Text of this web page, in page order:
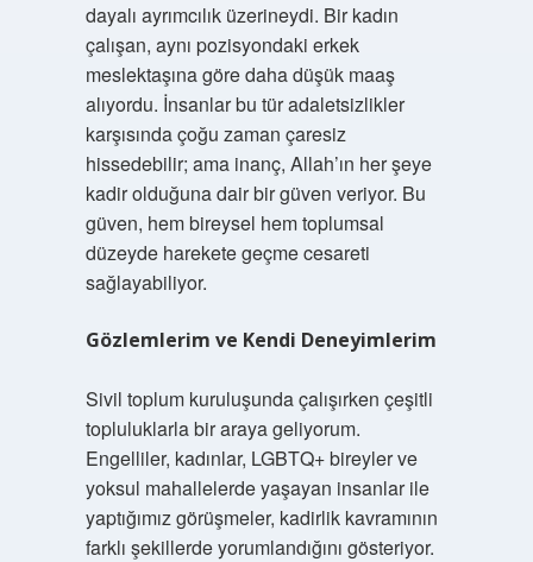
dayalı ayrımcılık üzerineydi. Bir kadın
çalışan, aynı pozisyondaki erkek
meslektaşına göre daha düşük maaş
alıyordu. İnsanlar bu tür adaletsizlikler
karşısında çoğu zaman çaresiz
hissedebilir; ama inanç, Allah’ın her şeye
kadir olduğuna dair bir güven veriyor. Bu
güven, hem bireysel hem toplumsal
düzeyde harekete geçme cesareti
sağlayabiliyor.
Gözlemlerim ve Kendi Deneyimlerim
Sivil toplum kuruluşunda çalışırken çeşitli
topluluklarla bir araya geliyorum.
Engelliler, kadınlar, LGBTQ+ bireyler ve
yoksul mahallelerde yaşayan insanlar ile
yaptığımız görüşmeler, kadirlik kavramının
farklı şekillerde yorumlandığını gösteriyor.